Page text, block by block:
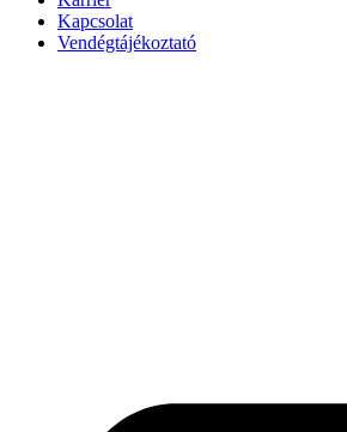
Kapcsolat
Vendégtájékoztató